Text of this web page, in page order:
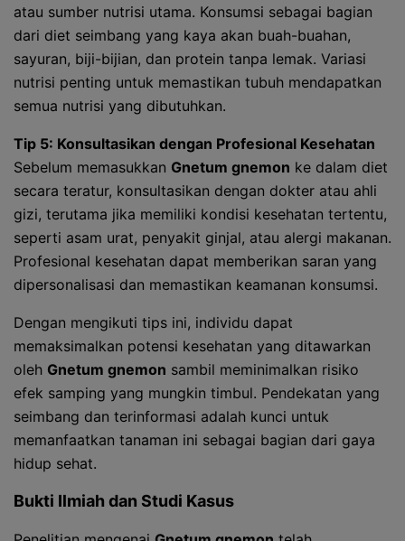
atau sumber nutrisi utama. Konsumsi sebagai bagian
dari diet seimbang yang kaya akan buah-buahan,
sayuran, biji-bijian, dan protein tanpa lemak. Variasi
nutrisi penting untuk memastikan tubuh mendapatkan
semua nutrisi yang dibutuhkan.
Tip 5: Konsultasikan dengan Profesional Kesehatan
Sebelum memasukkan Gnetum gnemon ke dalam diet
secara teratur, konsultasikan dengan dokter atau ahli
gizi, terutama jika memiliki kondisi kesehatan tertentu,
seperti asam urat, penyakit ginjal, atau alergi makanan.
Profesional kesehatan dapat memberikan saran yang
dipersonalisasi dan memastikan keamanan konsumsi.
Dengan mengikuti tips ini, individu dapat
memaksimalkan potensi kesehatan yang ditawarkan
oleh Gnetum gnemon sambil meminimalkan risiko
efek samping yang mungkin timbul. Pendekatan yang
seimbang dan terinformasi adalah kunci untuk
memanfaatkan tanaman ini sebagai bagian dari gaya
hidup sehat.
Bukti Ilmiah dan Studi Kasus